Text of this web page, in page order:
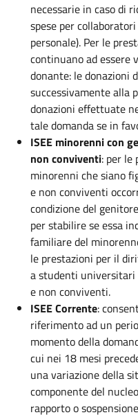
necessarie in caso di
spese per
personale). Per le
continuano ad essere
donante: le donazioni
successivamente alla
donazioni effettuate
tale domanda se in
ISEE minorenni con
non conviventi: per le
minorenni che siano
e non conviventi
condizione del
per stabilire se essa
familiare del
le prestazioni per il
a studenti
e non conviventi.
ISEE Corrente:
riferimento ad un
momento della
cui nei 18 mesi
una variazione della
componente del
rapporto o